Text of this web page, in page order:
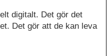
digitalt. Det gör det
Det gör att de kan leva